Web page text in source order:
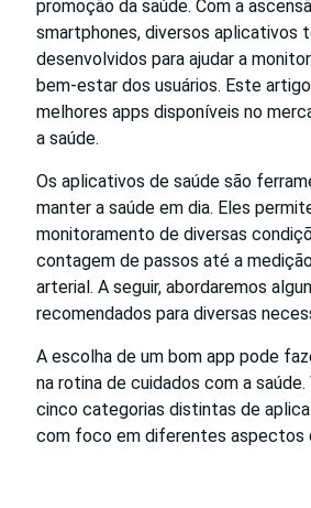
promoção da saúde. Com a
smartphones, diversos aplicativos
desenvolvidos para ajudar a
bem-estar dos usuários. Este
melhores apps disponíveis no
a saúde.
Os aplicativos de saúde são
manter a saúde em dia. Eles
monitoramento de diversas
contagem de passos até a
arterial. A seguir, abordaremos
recomendados para diversas
A escolha de um bom app pode
na rotina de cuidados com a
cinco categorias distintas de
com foco em diferentes aspectos